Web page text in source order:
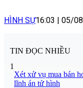
HÌNH SỰ16:03 05/
TIN ĐỌC NHIỀU
1
Xét xử vụ mua bán
lĩnh án tử hình